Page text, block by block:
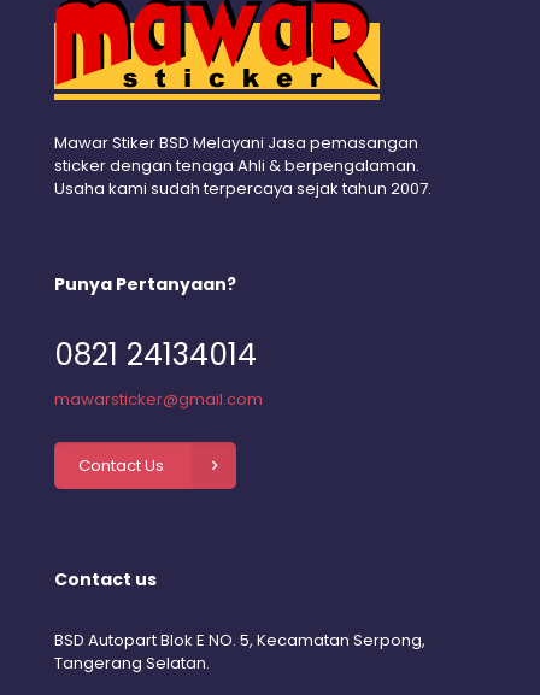
Mawar Stiker BSD Melayani Jasa pemasangan
sticker dengan tenaga Ahli & berpengalaman.
Usaha kami sudah terpercaya sejak tahun 2007.
Punya Pertanyaan?
0821 24134014
mawarsticker@gmail.com
Contact Us
Contact us
BSD Autopart Blok E NO. 5, Kecamatan Serpong,
Tangerang Selatan.